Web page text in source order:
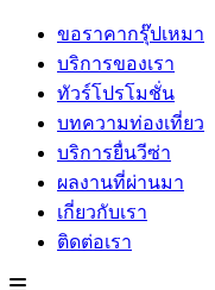
ขอราคากรุ๊ปเหมา
บริการของเรา
ทัวร์โปรโมชั่น
บทความท่องเที่ยว
บริการยื่นวีซ่า
ผลงานที่ผ่านมา
เกี่ยวกับเรา
ติดต่อเรา